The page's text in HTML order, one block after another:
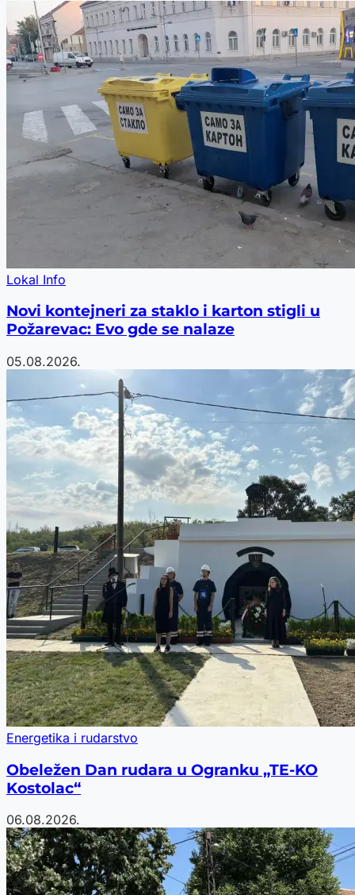
Lokal Info
Novi kontejneri za staklo i karton stigli u
Požarevac: Evo gde se nalaze
05.08.2026.
Energetika i rudarstvo
Obeležen Dan rudara u Ogranku „TE-KO
Kostolac“
06.08.2026.